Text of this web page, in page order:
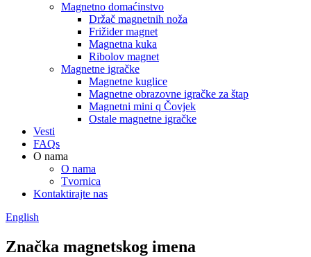
Magnetno domaćinstvo
Držač magnetnih noža
Frižider magnet
Magnetna kuka
Ribolov magnet
Magnetne igračke
Magnetne kuglice
Magnetne obrazovne igračke za štap
Magnetni mini q Čovjek
Ostale magnetne igračke
Vesti
FAQs
O nama
O nama
Tvornica
Kontaktirajte nas
English
Značka magnetskog imena